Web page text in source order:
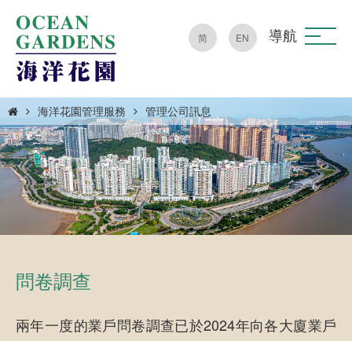
简 EN 導航
海洋花園管理服務 管理公司訊息
問卷調查
兩年一度的業戶問卷調查已於2024年向各大廈業戶